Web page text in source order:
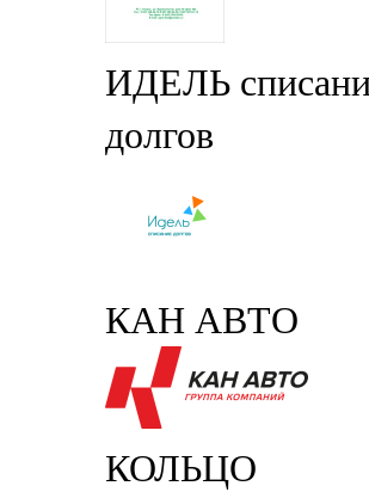
ИДЕЛЬ
долгов
КАН АВТО
КОЛЬЦО